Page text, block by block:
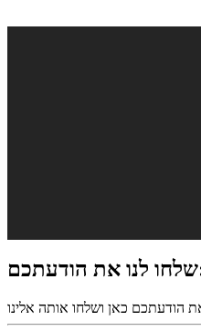
הודעתכם כאן ושלחו אותה אלינו